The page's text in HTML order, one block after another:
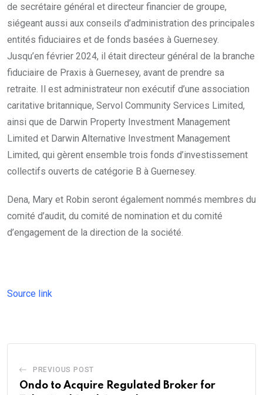
de secrétaire général et directeur financier de groupe,
siégeant aussi aux conseils d’administration des principales
entités fiduciaires et de fonds basées à Guernesey.
Jusqu’en février 2024, il était directeur général de la branche
fiduciaire de Praxis à Guernesey, avant de prendre sa
retraite. Il est administrateur non exécutif d’une association
caritative britannique, Servol Community Services Limited,
ainsi que de Darwin Property Investment Management
Limited et Darwin Alternative Investment Management
Limited, qui gèrent ensemble trois fonds d’investissement
collectifs ouverts de catégorie B à Guernesey.
Dena, Mary et Robin seront également nommés membres du
comité d’audit, du comité de nomination et du comité
d’engagement de la direction de la société.
Source link
PREVIOUS POST
Ondo to Acquire Regulated Broker for